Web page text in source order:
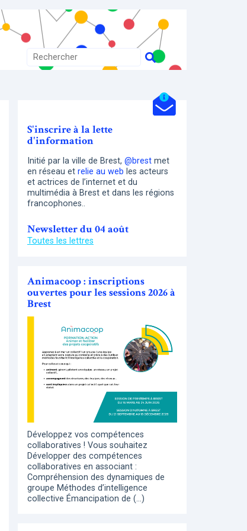
S'inscrire à la lette
d'information
Initié par la ville de Brest, @brest met
en réseau et relie au web les acteurs
et actrices de l’internet et du
multimédia à Brest et dans les régions
francophones..
Newsletter du 04 août
Toutes les lettres
Animacoop : inscriptions
ouvertes pour les sessions 2026 à
Brest
Développez vos compétences
collaboratives ! Vous souhaitez
Développer des compétences
collaboratives en associant :
Compréhension des dynamiques de
groupe Méthodes d’intelligence
collective Émancipation de (…)